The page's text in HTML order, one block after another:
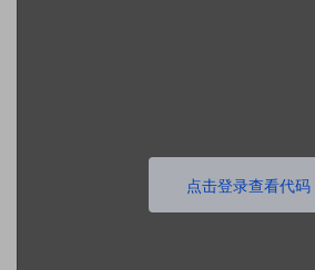
点击登录查看代码